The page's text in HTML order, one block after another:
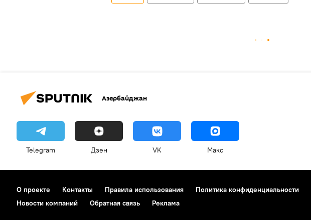
Азербайджан
Telegram Дзен VK Макс
О проекте Контакты Правила использования Политика конфиденциальности
Новости компаний
Обратная связь Реклама